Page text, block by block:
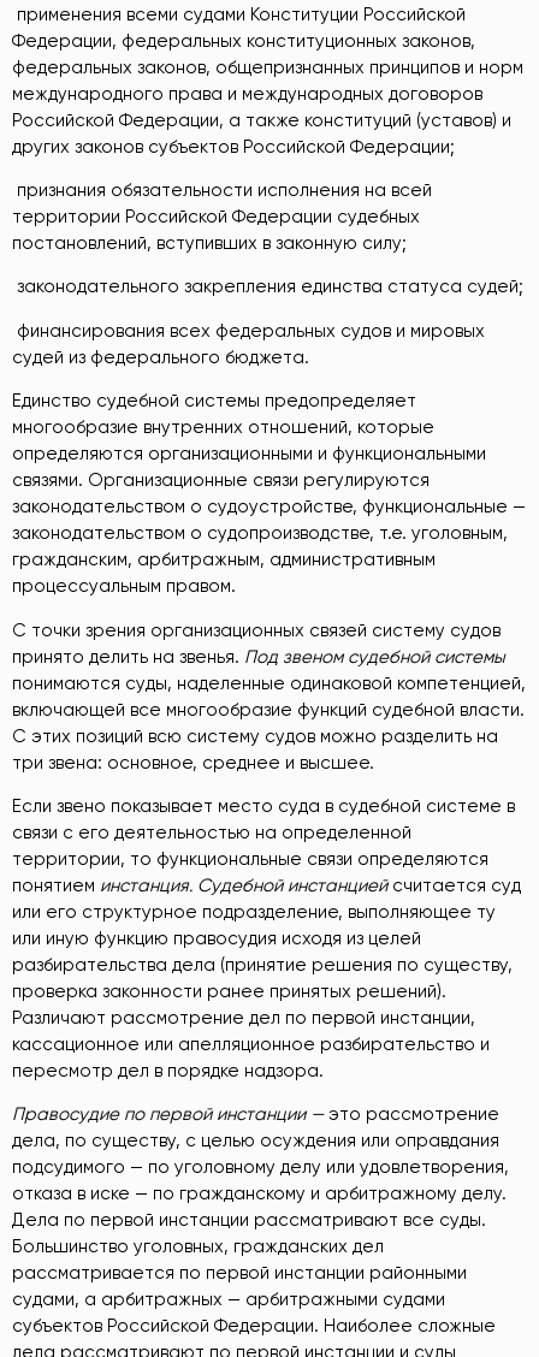
­ применения всеми судами Конституции Российской
Федерации, федеральных конституционных законов,
федеральных законов, общепризнанных принципов и норм
международного права и международных договоров
Российской Федерации, а также конституций (уставов) и
других законов субъектов Российской Федерации;
­ признания обязательности исполнения на всей
территории Российской Федерации судебных
постановлений, вступивших в законную силу;
­ законодательного закрепления единства статуса судей;
­ финансирования всех федеральных судов и мировых
судей из федерального бюджета.
Единство судебной системы предопределяет
многообразие внутренних отношений, которые
определяются организационными и функциональными
связями. Организационные связи регулируются
законодательством о судоустройстве, функциональные —
законодательством о судопроизводстве, т.е. уголовным,
гражданским, арбитражным, административным
процессуальным правом.
С точки зрения организационных связей систему судов
принято делить на звенья. Под звеном судебной системы
понимаются суды, наделенные одинаковой компетенцией,
включающей все многообразие функций судебной власти.
С этих позиций всю систему судов можно разделить на
три звена: основное, среднее и высшее.
Если звено показывает место суда в судебной системе в
связи с его деятельностью на определенной
территории, то функциональные связи определяются
понятием инстанция. Судебной инстанцией считается суд
или его структурное подразделение, выполняющее ту
или иную функцию правосудия исходя из целей
разбирательства дела (принятие решения по существу,
проверка законности ранее принятых решений).
Различают рассмотрение дел по первой инстанции,
кассационное или апелляционное разбирательство и
пересмотр дел в порядке надзора.
Правосудие по первой инстанции —это рассмотрение
дела, по существу, с целью осуждения или оправдания
подсудимого — по уголовному делу или удовлетворения,
отказа в иске — по гражданскому и арбитражному делу.
Дела по первой инстанции рассматривают все суды.
Большинство уголовных, гражданских дел
рассматривается по первой инстанции районными
судами, а арбитражных — арбитражными судами
субъектов Российской Федерации. Наиболее сложные
дела рассматривают по первой инстанции и суды